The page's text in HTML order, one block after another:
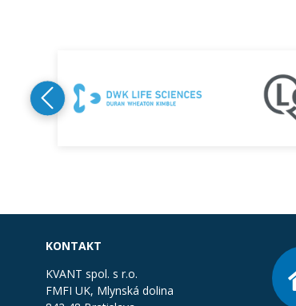
KONTAKT
KVANT spol. s r.o.
FMFI UK, Mlynská dolina